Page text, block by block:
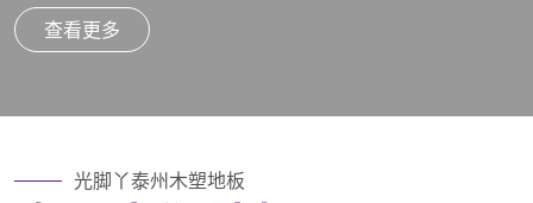
查看更多
光脚丫泰州木塑地板